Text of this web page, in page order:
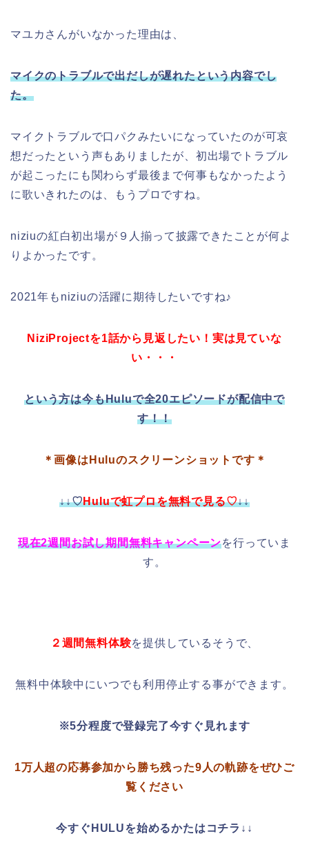
マユカさんがいなかった理由は、
マイクのトラブルで出だしが遅れたという内容でし
た。
マイクトラブルで口パクみたいになっていたのが可哀
想だったという声もありましたが、初出場でトラブル
が起こったにも関わらず最後まで何事もなかったよう
に歌いきれたのは、もうプロですね。
niziuの紅白初出場が９人揃って披露できたことが何よ
りよかったです。
2021年もniziuの活躍に期待したいですね♪
NiziProjectを1話から見返したい！実は見ていな
い・・・
という方は今もHuluで全20エピソードが配信中で
す！！
＊画像はHuluのスクリーンショットです＊
↓↓♡Huluで虹プロを無料で見る♡↓↓
現在2週間お試し期間無料キャンペーンを行っていま
す。
２週間無料体験を提供しているそうで、
無料中体験中にいつでも利用停止する事ができます。
※5分程度で登録完了今すぐ見れます
1万人超の応募参加から勝ち残った9人の軌跡をぜひご
覧ください
今すぐHULUを始めるかたはコチラ↓↓